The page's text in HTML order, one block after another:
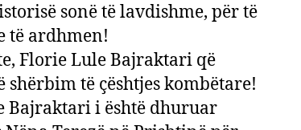
sonë të lavdishme, për të
të ardhmen!
Florie Lule Bajraktari që
të çështjes kombëtare!
Bajraktari i është dhuruar